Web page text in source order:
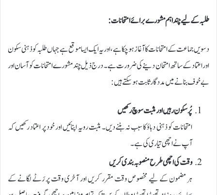
طلبہ کے لیے چند اہم مشورے برائے امتحانات:
دسویں جماعت کے امتحانات کا آغاز ہو چکا ہے، اور یہ ایک ایسا موقع ہے جہاں طلبہ کو ذہنی سکون
اور اعتماد کے ساتھ امتحان دینے کی ضرورت ہے۔ درج ذیل چند مشورے امتحانات کو آسان اور
بے خوف بنانے میں مددگار ثابت ہو سکتے ہیں:
پُرسکون رہیں اور مثبت سوچ رکھیں
امتحانات کو ذہنی دباؤ کا سبب نہ بننے دیں۔ مثبت رویہ اپنائیں اور خود پر اعتماد رکھیں کہ
آپ نے اچھی تیاری کی ہے۔
وقت کی اچھی طرح منصوبہ بندی کریں
ہر مضمون کے لیے مخصوص وقت مقرر کریں اور آخری وقت پر رَٹے لگانے کے